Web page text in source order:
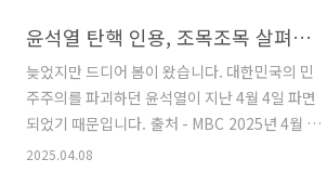
쯤 "서울 시민의 선택을 겸허히 받들겠다"며 승
복 선언을 했습니다. 같은 밤, 같은 일이 전국 곳
곳에서 반복됐습니다. 경남에서..
할 수 있는 미사일을 개발 중'이라고 했습니다. 같
은 시기 국제원자력기구(IAEA)는 이란이 지하 시
설에 고농축 우라늄을 숨겼다고 발표했습니다. 2
월 27일 오만 외무장관은 이란이 우라늄 비축 중
단과 IAEA 완전 사찰에 동의하는 '돌파구'가 마련
됐다고 발표했습니다. 이 내용이 트럼프와 IAEA
윤석열 탄핵 인용, 조목조목 살펴보는 파면 이유
늦었지만 드디어 봄이 왔습니다. 대한민국의 민
주주의를 파괴하던 윤석열이 지난 4월 4일 파면
되었기 때문입니다. 출처 - MBC 2025년 4월 4
일 오전 11시 22분, 헌법재판소는 윤석열에 대한
2025.04.08